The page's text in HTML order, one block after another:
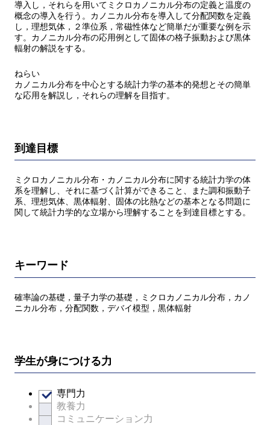
導入し，それらを用いてミクロカノニカル分布の定義と温度の
概念の導入を行う。カノニカル分布を導入して分配関数を定義
し，理想気体，２準位系，常磁性体など簡単だが重要な例を示
す。カノニカル分布の応用例として固体の格子振動および黒体
輻射の解説をする。
ねらい
カノニカル分布を中心とする統計力学の基本的発想とその簡単
な応用を解説し，それらの理解を目指す。
到達目標
ミクロカノニカル分布・カノニカル分布に関する統計力学の体
系を理解し、それに基づく計算ができること、また調和振動子
系、理想気体、黒体輻射、固体の比熱などの基本となる問題に
関して統計力学的な立場から理解することを到達目標とする。
キーワード
確率論の基礎，量子力学の基礎，ミクロカノニカル分布，カノ
ニカル分布，分配関数，デバイ模型，黒体輻射
学生が身につける力
専門力
教養力
コミュニケーション力